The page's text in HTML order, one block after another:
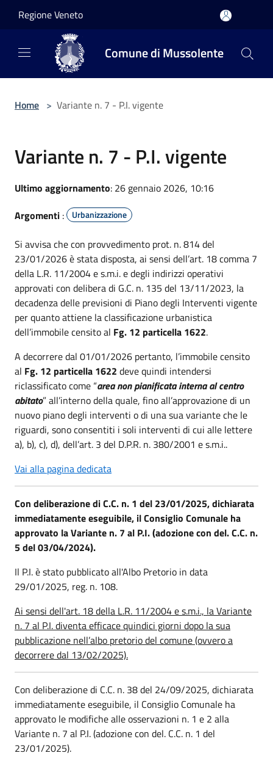
Regione Veneto
Comune di Mussolente
Home > Variante n. 7 - P.I. vigente
Variante n. 7 - P.I. vigente
Ultimo aggiornamento: 26 gennaio 2026, 10:16
Argomenti : Urbanizzazione
Si avvisa che con provvedimento prot. n. 814 del
23/01/2026 è stata disposta, ai sensi dell’art. 18 comma 7
della L.R. 11/2004 e s.m.i. e degli indirizzi operativi
approvati con delibera di G.C. n. 135 del 13/11/2023, la
decadenza delle previsioni di Piano degli Interventi vigente
per quanto attiene la classificazione urbanistica
dell’immobile censito al Fg. 12 particella 1622.
A decorrere dal 01/01/2026 pertanto, l’immobile censito
al Fg. 12 particella 1622 deve quindi intendersi
riclassificato come “area non pianificata interna al centro
abitato” all’interno della quale, fino all’approvazione di un
nuovo piano degli interventi o di una sua variante che le
riguardi, sono consentiti i soli interventi di cui alle lettere
a), b), c), d), dell’art. 3 del D.P.R. n. 380/2001 e s.m.i..
Vai alla pagina dedicata
Con deliberazione di C.C. n. 1 del 23/01/2025, dichiarata
immediatamente eseguibile, il Consiglio Comunale ha
approvato la Variante n. 7 al P.I. (adozione con del. C.C. n.
5 del 03/04/2024).
Il P.I. è stato pubblicato all'Albo Pretorio in data
29/01/2025, reg. n. 108.
Ai sensi dell'art. 18 della L.R. 11/2004 e s.m.i., la Variante
n. 7 al P.I. diventa efficace quindici giorni dopo la sua
pubblicazione nell’albo pretorio del comune (ovvero a
decorrere dal 13/02/2025).
Con deliberazione di C.C. n. 38 del 24/09/2025, dichiarata
immediatamente eseguibile, il Consiglio Comunale ha
approvato le modifiche alle osservazioni n. 1 e 2 alla
Variante n. 7 al P.I. (adozione con del. C.C. n. 1 del
23/01/2025).